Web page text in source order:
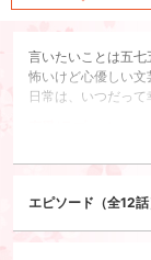
言いたいことは五
怖いけど心優しい
日常は、いつだって
エピソード（全12話